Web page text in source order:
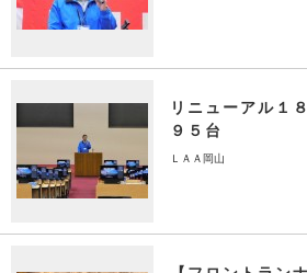
リニューアル１
９５台
ＬＡＡ岡山